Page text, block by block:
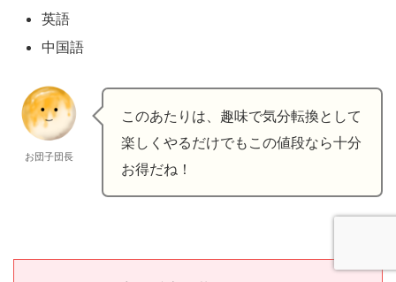
英語
中国語
お団子団長
このあたりは、趣味で気分転換として
楽しくやるだけでもこの値段なら十分
お得だね！